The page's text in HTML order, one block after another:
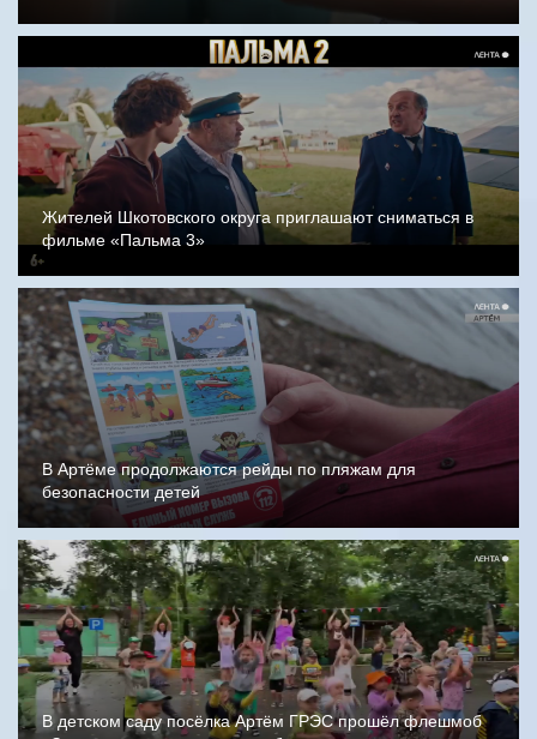
Жителей Шкотовского округа приглашают сниматься в
фильме «Пальма 3»
В Артёме продолжаются рейды по пляжам для
безопасности детей
В детском саду посёлка Артём ГРЭС прошёл флешмоб